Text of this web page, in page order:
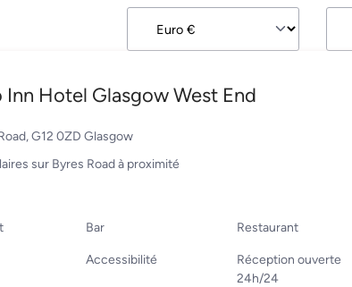
Inn Hotel Glasgow West End
G12 0ZD Glasgow
sur Byres Road à proximité
Bar Restaurant
Accessibilité
Réception ouverte
24h/24